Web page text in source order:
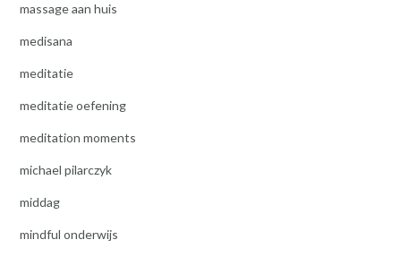
massage aan huis
medisana
meditatie
meditatie oefening
meditation moments
michael pilarczyk
middag
mindful onderwijs